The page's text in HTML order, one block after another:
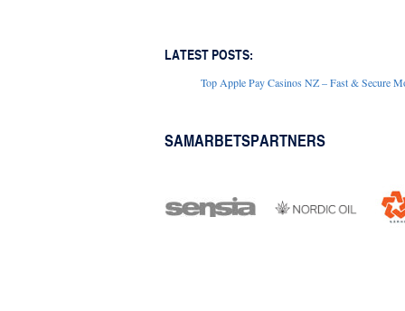
LATEST POSTS:
Top Apple Pay Casinos NZ – Fast & Secure
SAMARBETSPARTNERS